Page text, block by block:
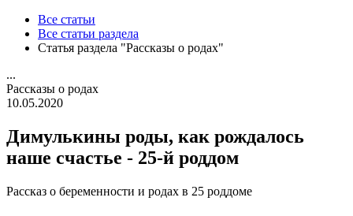
Все статьи
Все статьи раздела
Статья раздела "Рассказы о родах"
...
Рассказы о родах
10.05.2020
Димулькины роды, как рождалось
наше счастье - 25-й роддом
Рассказ о беременности и родах в 25 роддоме